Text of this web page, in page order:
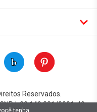
Reservados.
00.149.281/0001-49
tenha